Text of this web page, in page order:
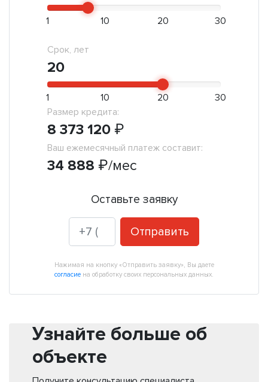
1 10 20 30
Срок, лет
20
1 10 20
30
Размер кредита:
8 373 120 ₽
Ваш ежемесячный платеж составит:
34 888 ₽/мес
Оставьте заявку
Отправить
Нажимая на кнопку «Отправить заявку», Вы даете
согласие на обработку своих персональных данных.
Узнайте больше об
объекте